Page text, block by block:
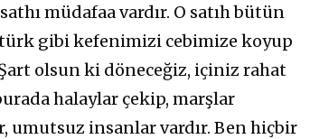
müdafaa vardır. O satıh bütün
gibi kefenimizi cebimize koyup
olsun ki döneceğiz, içiniz rahat
halaylar çekip, marşlar
umutsuz insanlar vardır. Ben hiçbir